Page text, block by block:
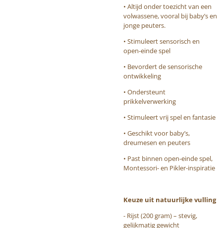
• Altijd onder toezicht van een
volwassene, vooral bij baby’s en
jonge peuters.
• Stimuleert sensorisch en
open-einde spel
• Bevordert de sensorische
ontwikkeling
• Ondersteunt
prikkelverwerking
• Stimuleert vrij spel en fantasie
• Geschikt voor baby’s,
dreumesen en peuters
• Past binnen open-einde spel,
Montessori- en Pikler-inspiratie
Keuze uit natuurlijke vulling
- Rijst (200 gram) – stevig,
gelijkmatig gewicht